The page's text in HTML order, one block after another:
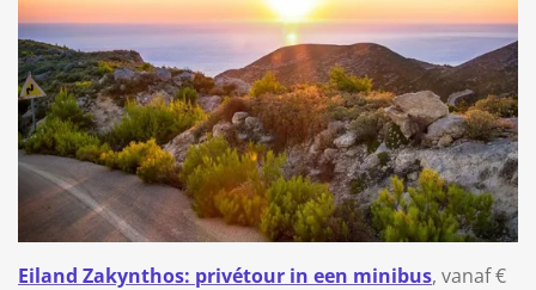
Eiland Zakynthos: privétour in een minibus, vanaf €